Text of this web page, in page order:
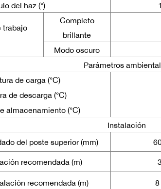
del haz (°)
trabajo
Completo
brillante
Modo oscuro
Parámetros
de carga (°C)
de descarga (°C)
almacenamiento (°C)
Instalación
del poste superior (mm)
recomendada (m)
recomendada (m) 8